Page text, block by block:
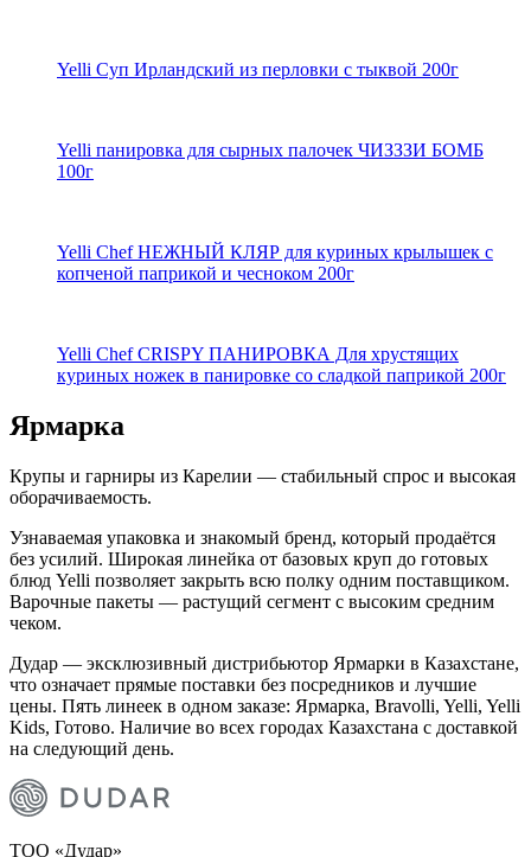
Yelli Суп Ирландский из перловки с тыквой 200г
Yelli панировка для сырных палочек ЧИЗЗЗИ БОМБ
100г
Yelli Chef НЕЖНЫЙ КЛЯР для куриных крылышек с
копченой паприкой и чесноком 200г
Yelli Chef CRISPY ПАНИРОВКА Для хрустящих
куриных ножек в панировке со сладкой паприкой 200г
Ярмарка
Крупы и гарниры из Карелии — стабильный спрос и высокая
оборачиваемость.
Узнаваемая упаковка и знакомый бренд, который продаётся
без усилий. Широкая линейка от базовых круп до готовых
блюд Yelli позволяет закрыть всю полку одним поставщиком.
Варочные пакеты — растущий сегмент с высоким средним
чеком.
Дудар — эксклюзивный дистрибьютор Ярмарки в Казахстане,
что означает прямые поставки без посредников и лучшие
цены. Пять линеек в одном заказе: Ярмарка, Bravolli, Yelli, Yelli
Kids, Готово. Наличие во всех городах Казахстана с доставкой
на следующий день.
ТОО «Дудар»